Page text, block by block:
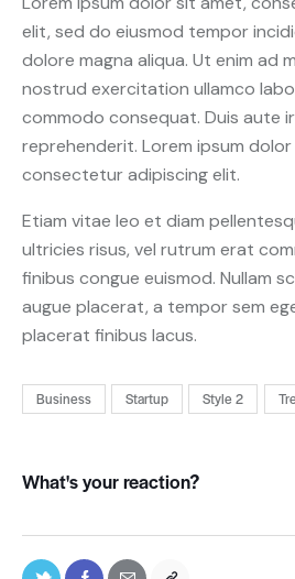
elit, sed do eiusmod tempor
dolore magna aliqua. Ut enim ad
nostrud exercitation ullamco
commodo consequat. Duis aute
reprehenderit. Lorem ipsum
consectetur adipiscing elit.
Etiam vitae leo et diam
ultricies risus, vel rutrum erat
finibus congue euismod. Nullam
augue placerat, a tempor sem
placerat finibus lacus.
Business Startup Style 2
What's your reaction?